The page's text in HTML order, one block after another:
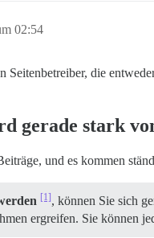
02:54
Seitenbetreiber, die
gerade stark
und es kommen
[1] , können Sie sich
ergreifen. Sie können